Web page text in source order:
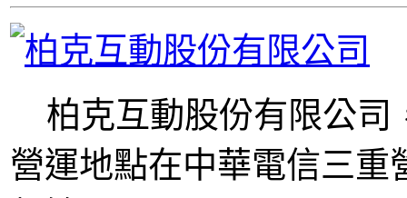
柏克互動股份有限公司
營運地點在中華電信三重